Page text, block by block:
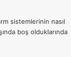
sistemlerinin nasıl
boş olduklarında